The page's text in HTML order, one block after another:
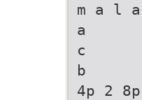
m a l a
a
c
b
4p 2